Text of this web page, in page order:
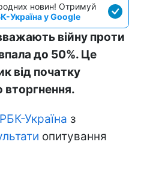
новин! Отримуй
Україна у Google
війну проти
до 50%. Це
від початку
РБК-Україна з
опитування